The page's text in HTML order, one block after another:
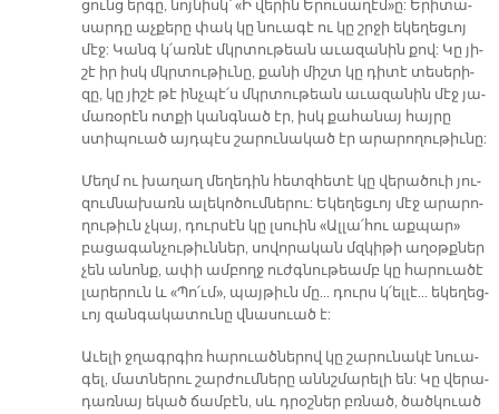
ցունց եր­գը, նոյ­նիսկ՝ «Ի վե­րին Ե­րու­սա­ղէմ»ը: Ե­րի­տա­
սար­դը աչ­քե­րը փակ կը նուա­գէ ու կը շրջի ե­կե­ղեց­ւոյ
մէջ: Կանգ կ՛առ­նէ մկրտու­թեան ա­ւա­զա­նին քով: Կը յի­
շէ իր իսկ մկրտու­թիւ­նը, քա­նի միշտ կը դի­տէ տե­սե­րի­
զը, կը յի­շէ թէ ինչ­պէ՛ս մկրտու­թեան ա­ւա­զա­նին մէջ յա­
մա­ռօ­րէն ոտ­քի կանգ­նած էր, իսկ քա­հա­նայ հայ­րը
ստի­պուած այդ­պէս շա­րու­նա­կած էր ա­րա­րո­ղու­թիւ­նը:
Մեղմ ու խա­ղաղ մե­ղե­դին հետզ­հե­տէ կը վե­րա­ծուի յու­
զում­նա­խառն ա­լե­կո­ծում­նե­րու: Ե­կե­ղեց­ւոյ մէջ ա­րա­րո­
ղու­թիւն չկայ, դուր­սէն կը լսուին «Ալ­լա՛­հու աք­պար»
բա­ցա­գան­չու­թիւն­ներ, սո­վո­րա­կան մզկի­թի ա­ղօթք­ներ
չեն ա­նոնք, ա­փի ամ­բողջ ուժգ­նու­թեամբ կը հա­րուա­ծէ
լա­րե­րուն և «Պո՛ւմ», պայ­թիւն մը... դուրս կ՛ել­լէ... ե­կե­ղեց­
ւոյ զան­գա­կա­տու­նը վնա­սուած է:
Ա­ւե­լի ջղագր­գիռ հա­րուած­նե­րով կը շա­րու­նա­կէ նուա­
գել, մատ­նե­րու շար­ժում­նե­րը աննշ­մա­րե­լի են: Կը վե­րա­
դառ­նայ ե­կած ճամ­բէն, սև դ­րօշ­ներ բռնած, ծած­կուած